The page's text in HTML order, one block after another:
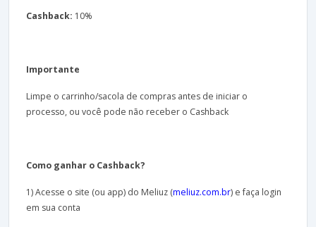
Cashback: 10%
Importante
Limpe o carrinho/sacola de compras antes de iniciar o
processo, ou você pode não receber o Cashback
Como ganhar o Cashback?
1) Acesse o site (ou app) do Meliuz (meliuz.com.br) e faça login
em sua conta